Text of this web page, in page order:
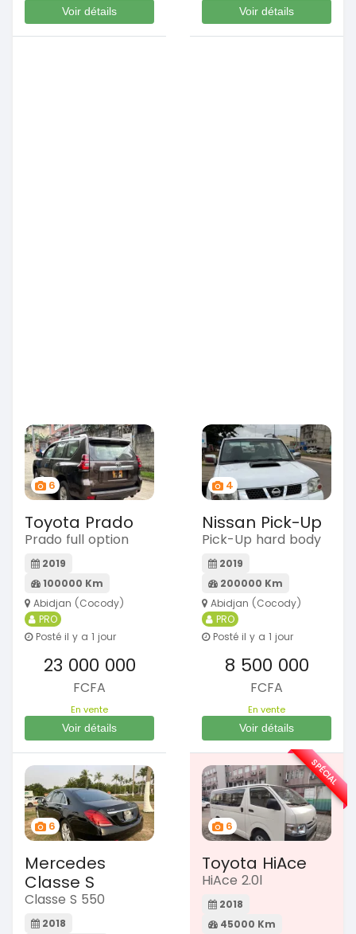
Voir détails
Voir détails
6
Toyota Prado
Prado full option
2019
100000 Km
Abidjan (Cocody)
PRO
Posté il y a 1 jour
23 000 000
FCFA
En vente
Voir détails
4
Nissan Pick-Up
Pick-Up hard body
2019
200000 Km
Abidjan (Cocody)
PRO
Posté il y a 1 jour
8 500 000
FCFA
En vente
Voir détails
6
Mercedes
Classe S
Classe S 550
2018
6
Toyota HiAce
HiAce 2.0l
2018
45000 Km
SPÉCIAL